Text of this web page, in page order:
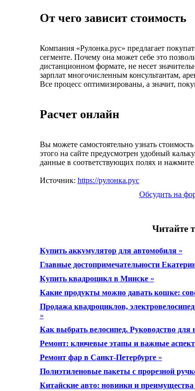
От чего зависит стоимость
Компания «Рулонка.рус» предлагает
сегменте. Почему она может себе это
дистанционном формате, не несет
зарплат многочисленным консультантам,
Все процесс оптимизированы, а значит,
Расчет онлайн
Вы можете самостоятельно узнать
этого на сайте предусмотрен удобный
данные в соответствующих полях и нажмите
Источник: https://рулонка.рус
Обсудить на
Читайте
Купить аккумулятор для автомобиля»
Главные достопримечательности
Купить квадроцикл в Минске»
Какие продукты можно давать кошке:
Продажа квадроциклов,
»
Как выбрать велосипед. Руководство
Ремонт: ключевые этапы и важные
Ремонт фар в Санкт-Петербурге»
Полиэтиленовые пакеты с прорезной
Китайские авто: новинки и преимущества